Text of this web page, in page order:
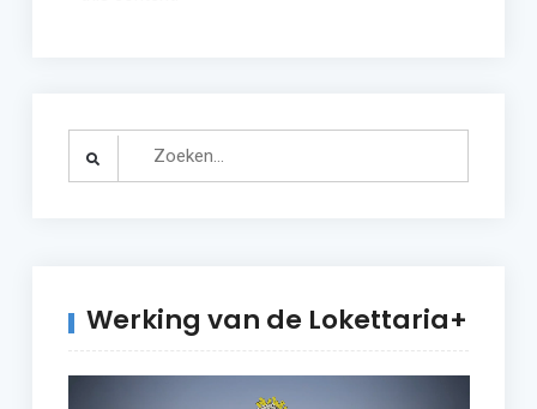
Search
Werking van de Lokettaria+